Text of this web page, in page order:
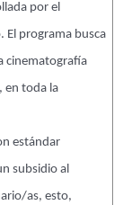
por el
El programa busca
cinematografía
en toda la
estándar
subsidio al
as, esto,